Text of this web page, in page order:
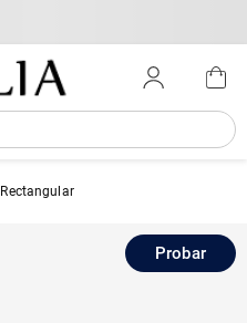
Rectangular
Probar